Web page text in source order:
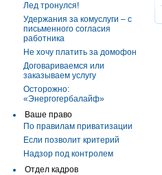
Лед тронулся!
Удержания за комуслуги – с
письменного согласия
работника
Не хочу платить за домофон
Договариваемся или
заказываем услугу
Осторожно:
«Энергогербалайф»
Ваше право
По правилам приватизации
Если позволит критерий
Надзор под контролем
Отдел кадров